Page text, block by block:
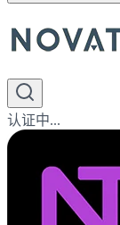
认证中...